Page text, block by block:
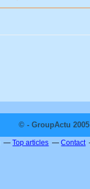
© - GroupActu
Top articles Contact